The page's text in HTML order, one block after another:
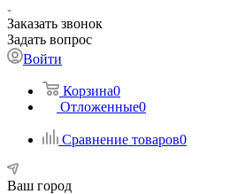
Заказать звонок
Задать вопрос
Войти
Корзина0
Отложенные0
Сравнение товаров0
Ваш город